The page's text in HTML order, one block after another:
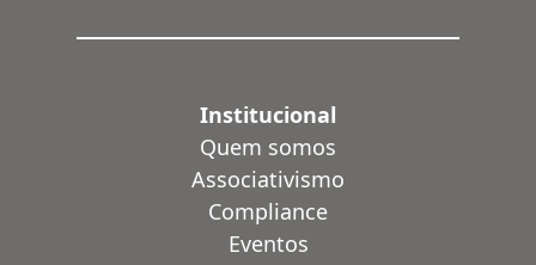
Institucional
Quem somos
Associativismo
Compliance
Eventos